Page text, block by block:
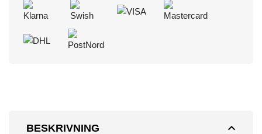
expand_less
BESKRIVNING